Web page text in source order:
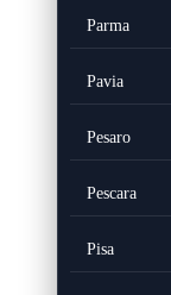
Parma
Pavia
Pesaro
Pescara
Pisa